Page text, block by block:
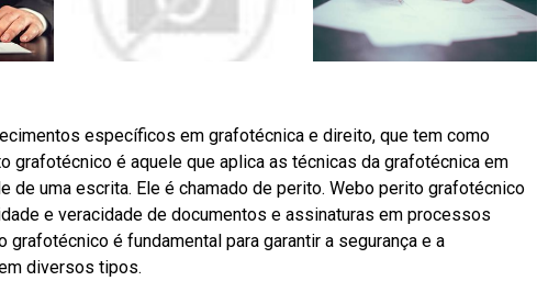
específicos em grafotécnica e direito, que tem como
grafotécnico é aquele que aplica as técnicas da grafotécnica em
de uma escrita. Ele é chamado de perito. Webo perito grafotécnico
e veracidade de documentos e assinaturas em processos
é fundamental para garantir a segurança e a
diversos tipos.